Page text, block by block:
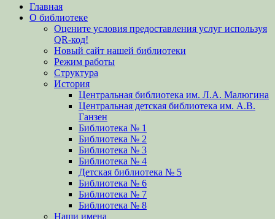
вверх
Главная
О библиотеке
Оцените условия предоставления услуг используя
QR-код!
Новый сайт нашей библиотеки
Режим работы
Структура
История
Центральная библиотека им. Л.А. Малюгина
Центральная детская библиотека им. А.В.
Ганзен
Библиотека № 1
Библиотека № 2
Библиотека № 3
Библиотека № 4
Детская библиотека № 5
Библиотека № 6
Библиотека № 7
Библиотека № 8
Наши имена